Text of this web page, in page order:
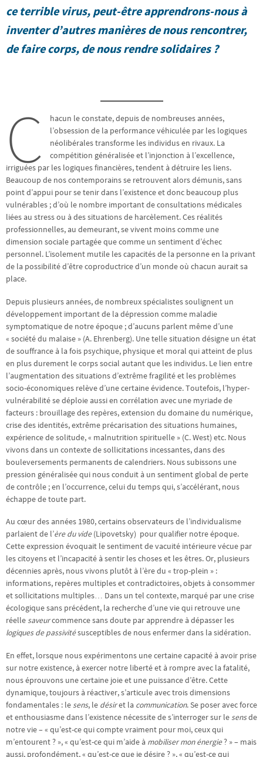
ce terrible virus, peut-être apprendrons-nous à
inventer d’autres manières de nous rencontrer,
de faire corps, de nous rendre solidaires ?
C
hacun le constate, depuis de nombreuses années,
l’obsession de la performance véhiculée par les logiques
néolibérales transforme les individus en rivaux. La
compétition généralisée et l’injonction à l’excellence,
irriguées par les logiques financières, tendent à détruire les liens.
Beaucoup de nos contemporains se retrouvent alors démunis, sans
point d’appui pour se tenir dans l’existence et donc beaucoup plus
vulnérables ; d’où le nombre important de consultations médicales
liées au stress ou à des situations de harcèlement. Ces réalités
professionnelles, au demeurant, se vivent moins comme une
dimension sociale partagée que comme un sentiment d’échec
personnel. L’isolement mutile les capacités de la personne en la privant
de la possibilité d’être coproductrice d’un monde où chacun aurait sa
place.
Depuis plusieurs années, de nombreux spécialistes soulignent un
développement important de la dépression comme maladie
symptomatique de notre époque ; d’aucuns parlent même d’une
« société du malaise » (A. Ehrenberg). Une telle situation désigne un état
de souffrance à la fois psychique, physique et moral qui atteint de plus
en plus durement le corps social autant que les individus. Le lien entre
l’augmentation des situations d’extrême fragilité et les problèmes
socio-économiques relève d’une certaine évidence. Toutefois, l’hyper-
vulnérabilité se déploie aussi en corrélation avec une myriade de
facteurs : brouillage des repères, extension du domaine du numérique,
crise des identités, extrême précarisation des situations humaines,
expérience de solitude, « malnutrition spirituelle » (C. West) etc. Nous
vivons dans un contexte de sollicitations incessantes, dans des
bouleversements permanents de calendriers. Nous subissons une
pression généralisée qui nous conduit à un sentiment global de perte
de contrôle ; en l’occurrence, celui du temps qui, s’accélérant, nous
échappe de toute part.
Au cœur des années 1980, certains observateurs de l’individualisme
parlaient de l’ère du vide(Lipovetsky) pour qualifier notre époque.
Cette expression évoquait le sentiment de vacuité intérieure vécue par
les citoyens et l’incapacité à sentir les choses et les êtres. Or, plusieurs
décennies après, nous vivons plutôt à l’ère du « trop-plein » :
informations, repères multiples et contradictoires, objets à consommer
et sollicitations multiples… Dans un tel contexte, marqué par une crise
écologique sans précédent, la recherche d’une vie qui retrouve une
réellesaveurcommence sans doute par apprendre à dépasser les
logiques de passivitésusceptibles de nous enfermer dans la sidération.
En effet, lorsque nous expérimentons une certaine capacité à avoir prise
sur notre existence, à exercer notre liberté et à rompre avec la fatalité,
nous éprouvons une certaine joie et une puissance d’être. Cette
dynamique, toujours à réactiver, s’articule avec trois dimensions
fondamentales : lesens, le désiret la communication. Se poser avec force
et enthousiasme dans l’existence nécessite de s’interroger sur lesensde
notre vie – « qu’est-ce qui compte vraiment pour moi, ceux qui
m’entourent ? », « qu’est-ce qui m’aide à mobiliser mon énergie? » – mais
aussi, profondément, « qu’est-ce que je désire ? », « qu’est-ce qui